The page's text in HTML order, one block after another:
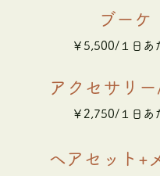
ブーケ
￥5,500/１日あ
アクセサリ
￥2,750/１日あ
ヘアセット+